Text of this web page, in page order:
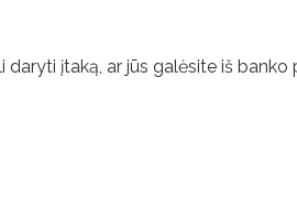
įtaką, ar jūs galėsite iš banko